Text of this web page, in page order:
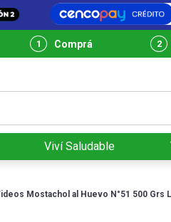
Comprá
Viví Saludable
Mostachol al Huevo N°51 500 Grs